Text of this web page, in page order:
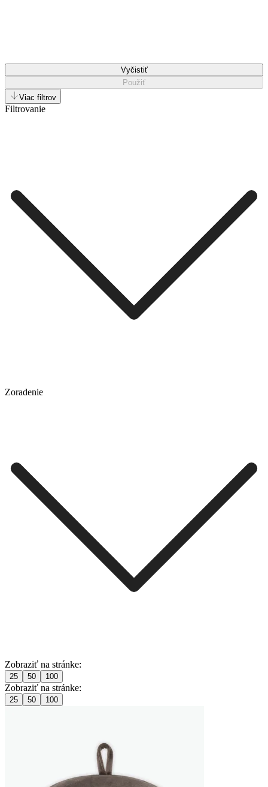
Vyčistiť
Použiť
Viac filtrov
Filtrovanie
Zoradenie
Zobraziť na stránke:
25 50 100
Zobraziť na stránke:
25 50 100